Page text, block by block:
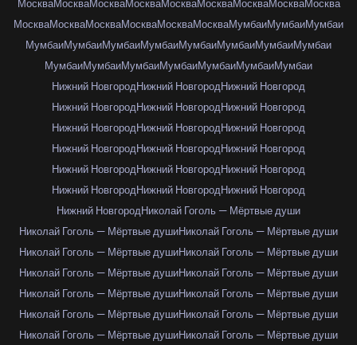
МоскваМоскваМоскваМоскваМоскваМоскваМоскваМоскваМосква
МоскваМоскваМоскваМоскваМоскваМоскваМумбаиМумбаиМумбаи
МумбаиМумбаиМумбаиМумбаиМумбаиМумбаиМумбаиМумбаи
МумбаиМумбаиМумбаиМумбаиМумбаиМумбаиМумбаи
Нижний НовгородНижний НовгородНижний Новгород
Нижний НовгородНижний НовгородНижний Новгород
Нижний НовгородНижний НовгородНижний Новгород
Нижний НовгородНижний НовгородНижний Новгород
Нижний НовгородНижний НовгородНижний Новгород
Нижний НовгородНижний НовгородНижний Новгород
Нижний НовгородНиколай Гоголь — Мёртвые души
Николай Гоголь — Мёртвые душиНиколай Гоголь — Мёртвые души
Николай Гоголь — Мёртвые душиНиколай Гоголь — Мёртвые души
Николай Гоголь — Мёртвые душиНиколай Гоголь — Мёртвые души
Николай Гоголь — Мёртвые душиНиколай Гоголь — Мёртвые души
Николай Гоголь — Мёртвые душиНиколай Гоголь — Мёртвые души
Николай Гоголь — Мёртвые душиНиколай Гоголь — Мёртвые души